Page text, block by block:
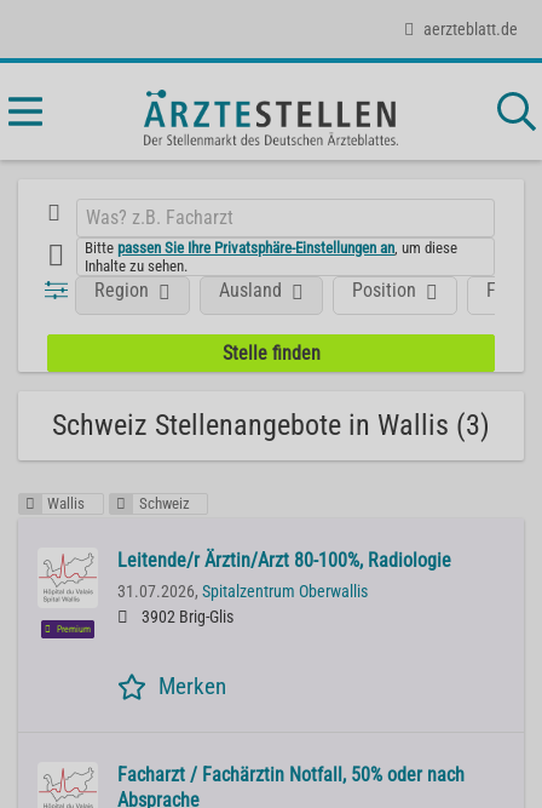
aerzteblatt.de
Bittepassen Sie Ihre Privatsphäre-Einstellungen an , um diese
Inhalte zu sehen.
Position
Region Ausland
Schweiz Stellenangebote in Wallis (3)
Wallis Schweiz
Premium
Leitende/r Ärztin/Arzt 80-100%, Radiologie
31.07.2026, Spitalzentrum Oberwallis
3902 Brig-Glis
Merken
Facharzt / Fachärztin Notfall, 50% oder nach
Absprache